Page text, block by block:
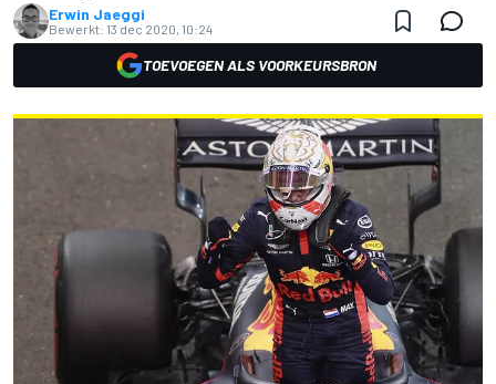
Erwin Jaeggi
Bewerkt: 13 dec 2020, 10:24
TOEVOEGEN ALS VOORKEURSBRON